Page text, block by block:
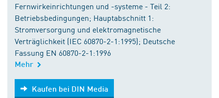
Fernwirkeinrichtungen und -systeme - Teil 2:
Betriebsbedingungen; Hauptabschnitt 1:
Stromversorgung und elektromagnetische
Verträglichkeit (IEC 60870-2-1:1995); Deutsche
Fassung EN 60870-2-1:1996
Mehr
Kaufen bei DIN Media
Kaufen bei DIN Media